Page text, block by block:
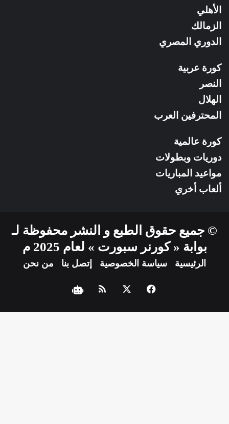
الأهلي
الزمالك
الدوري المصري
كورة عربية
النصر
الهلال
المحترفين العرب
كورة عالمية
دوريات وبطولات
مواعيد المباريات
ألعاب أخري
© جميع حقوق الطبع و النشر محفوظة لـ
بوابة « كورنر سبورت » لعام 2025 م
الرئيسية سياسة الخصوصية إتصل بنا من نحن
فيسبوك ملخص
الموقع
نبض